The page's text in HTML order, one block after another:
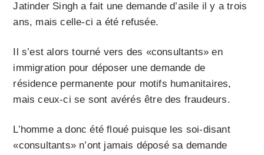
Jatinder Singh a fait une demande d’asile il y a trois
ans, mais celle-ci a été refusée.
Il s’est alors tourné vers des «consultants» en
immigration pour déposer une demande de
résidence permanente pour motifs humanitaires,
mais ceux-ci se sont avérés être des fraudeurs.
L’homme a donc été floué puisque les soi-disant
«consultants» n’ont jamais déposé sa demande